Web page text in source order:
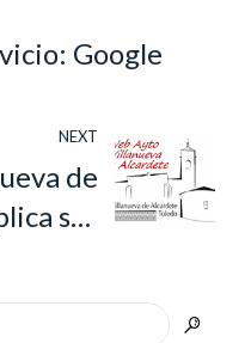
Google
NEXT
de
sus